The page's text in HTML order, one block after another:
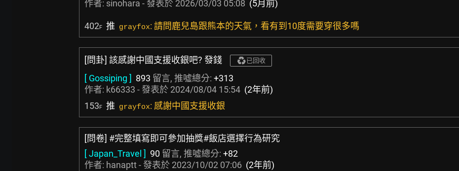
作者: sinohara - 發表於 2026/03/03 05:08 (5月前)
402F 推 grayfox: 請問鹿兒島跟熊本的天氣，看有到10度需要穿很多嗎
[問卦] 該感謝中國支援收銀吧? 發錢 已回收
[ Gossiping ] 893 留言, 推噓總分: +313
作者: k66333 - 發表於 2024/08/04 15:54 (2年前)
153F 推 grayfox: 感謝中國支援收銀
[問卷] #完整填寫即可參加抽獎#飯店選擇行為研究
[ Japan_Travel ] 90 留言, 推噓總分: +82
作者: hanaptt- 發表於 2023/10/02 07:06 (2年前)